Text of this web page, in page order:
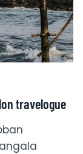
travelogue